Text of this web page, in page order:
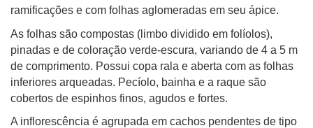
ramificações e com folhas aglomeradas em seu ápice.
As folhas são compostas (limbo dividido em folíolos),
pinadas e de coloração verde-escura, variando de 4 a 5 m
de comprimento. Possui copa rala e aberta com as folhas
inferiores arqueadas. Pecíolo, bainha e a raque são
cobertos de espinhos finos, agudos e fortes.
A inflorescência é agrupada em cachos pendentes de tipo